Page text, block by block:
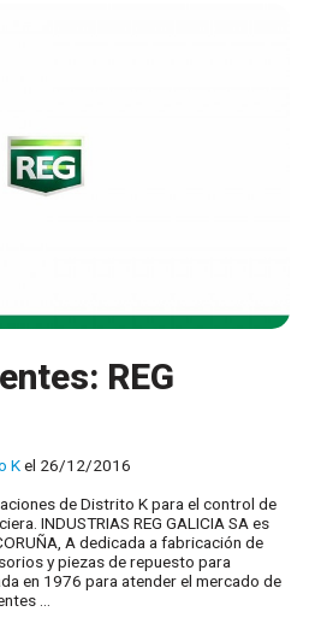
REG
Kel 26/12/2016
de Distrito K para el control de
INDUSTRIAS REG GALICIA SA es
A dedicada a fabricación de
y piezas de repuesto para
en 1976 para atender el mercado de
…